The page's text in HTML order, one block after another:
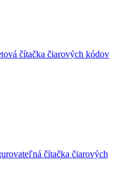
čítačka čiarových kódov
čítačka čiarových